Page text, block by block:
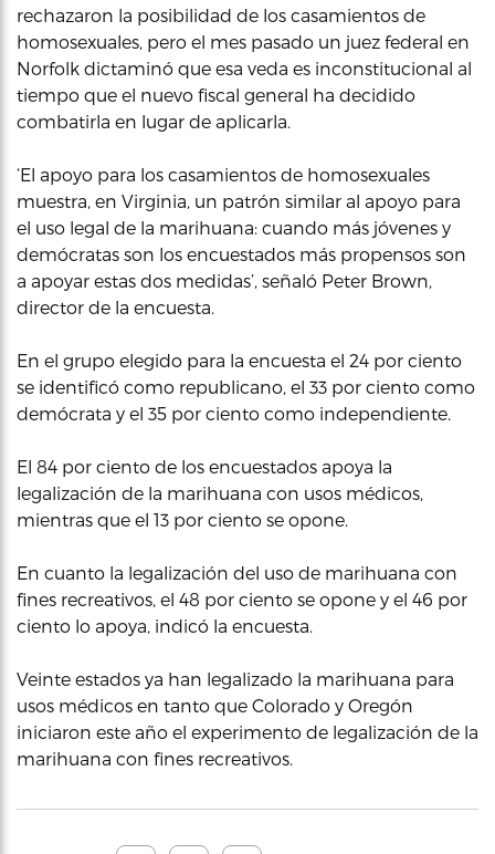
rechazaron la posibilidad de los casamientos de
homosexuales, pero el mes pasado un juez federal en
Norfolk dictaminó que esa veda es inconstitucional al
tiempo que el nuevo fiscal general ha decidido
combatirla en lugar de aplicarla.
‘El apoyo para los casamientos de homosexuales
muestra, en Virginia, un patrón similar al apoyo para
el uso legal de la marihuana: cuando más jóvenes y
demócratas son los encuestados más propensos son
a apoyar estas dos medidas’, señaló Peter Brown,
director de la encuesta.
En el grupo elegido para la encuesta el 24 por ciento
se identificó como republicano, el 33 por ciento como
demócrata y el 35 por ciento como independiente.
El 84 por ciento de los encuestados apoya la
legalización de la marihuana con usos médicos,
mientras que el 13 por ciento se opone.
En cuanto la legalización del uso de marihuana con
fines recreativos, el 48 por ciento se opone y el 46 por
ciento lo apoya, indicó la encuesta.
Veinte estados ya han legalizado la marihuana para
usos médicos en tanto que Colorado y Oregón
iniciaron este año el experimento de legalización de la
marihuana con fines recreativos.